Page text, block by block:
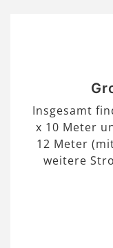
Insgesamt
x 10 Meter
12 Meter
weitere